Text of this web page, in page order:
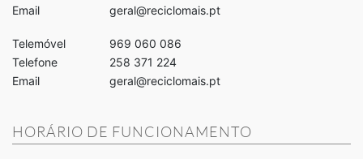
Email
geral@reciclomais.pt
Telemóvel
969 060 086
Telefone
258 371 224
Email
geral@reciclomais.pt
HORÁRIO DE FUNCIONAMENTO